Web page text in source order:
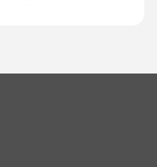
информацию
и виртуальные туры,